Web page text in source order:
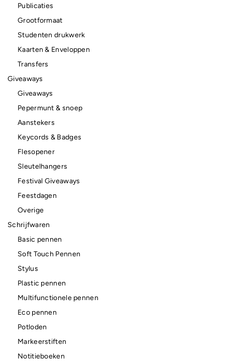
Publicaties
Grootformaat
Studenten drukwerk
Kaarten & Enveloppen
Transfers
Giveaways
Giveaways
Pepermunt & snoep
Aanstekers
Keycords & Badges
Flesopener
Sleutelhangers
Festival Giveaways
Feestdagen
Overige
Schrijfwaren
Basic pennen
Soft Touch Pennen
Stylus
Plastic pennen
Multifunctionele pennen
Eco pennen
Potloden
Markeerstiften
Notitieboeken